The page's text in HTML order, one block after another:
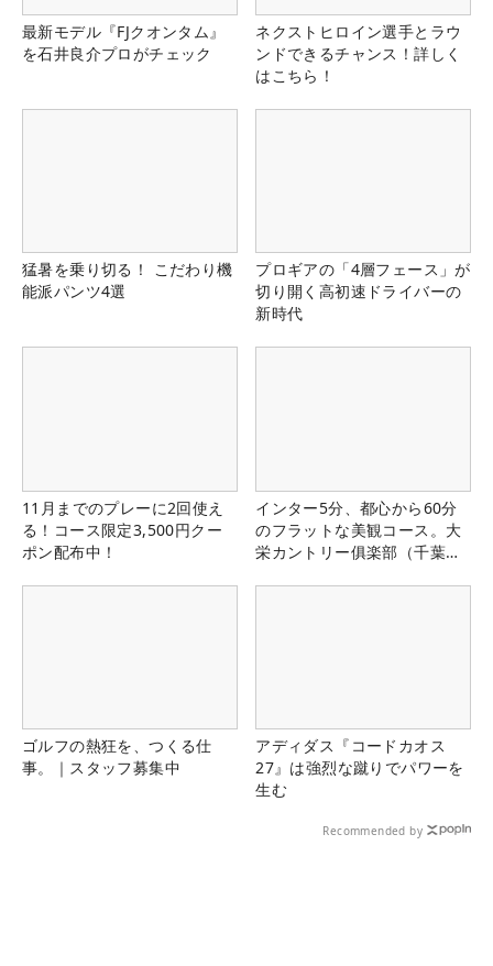
最新モデル『FJクオンタム』
を石井良介プロがチェック
ネクストヒロイン選手とラウ
ンドできるチャンス！詳しく
はこちら！
猛暑を乗り切る！ こだわり機
能派パンツ4選
プロギアの「4層フェース」が
切り開く高初速ドライバーの
新時代
11月までのプレーに2回使え
る！コース限定3,500円クー
ポン配布中！
インター5分、都心から60分
のフラットな美観コース。大
栄カントリー俱楽部（千葉
ゴルフの熱狂を、つくる仕
事。｜スタッフ募集中
アディダス『コードカオス
27』は強烈な蹴りでパワーを
生む
Recommended by